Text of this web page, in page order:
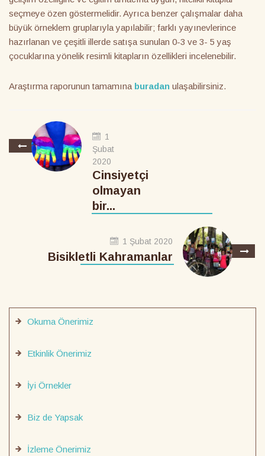
seçmeye özen göstermelidir. Ayrıca benzer çalışmalar daha
büyük örneklem gruplarıyla yapılabilir; farklı yayınevlerince
hazırlanan ve çeşitli illerde satışa sunulan 0-3 ve 3- 5 yaş
çocuklarına yönelik resimli kitapların özellikleri incelenebilir.
Araştırma raporunun tamamına buradan ulaşabilirsiniz.
1
Şubat
2020
Cinsiyetçi
olmayan
bir...
1 Şubat 2020
Bisikletli Kahramanlar
Okuma Önerimiz
Etkinlik Önerimiz
İyi Örnekler
Biz de Yapsak
İzleme Önerimiz